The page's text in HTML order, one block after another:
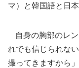
マ）と韓国語と日本
自身の胸部のレ
れでも信じられな
撮ってきますから